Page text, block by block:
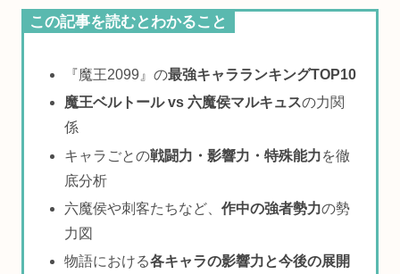
この記事を読むとわかること
『魔王2099』の最強キャラランキングTOP10
魔王ベルトール vs 六魔侯マルキュスの力関
係
キャラごとの戦闘力・影響力・特殊能力を徹
底分析
六魔侯や刺客たちなど、作中の強者勢力の勢
力図
物語における各キャラの影響力と今後の展開